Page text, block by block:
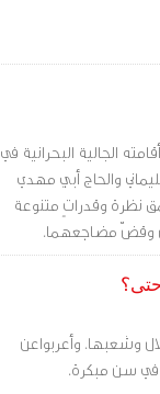
الجالية البحرانية في
والحاج أبي مهدي
نظرة وقدراتٍ متنوعة
وقضّ مضاجعهما.
وشعبها. وأعربواعن
في سن مبكرة.